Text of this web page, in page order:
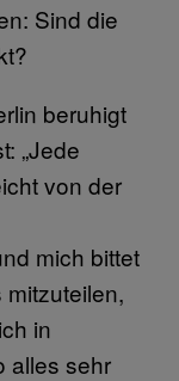
Sind die
beruhigt
„Jede
von der
mich bittet
in
alles sehr